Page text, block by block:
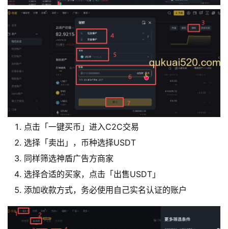
点击「一键买币」进入C2C交易
选择「卖出」，币种选择USDT
同样筛选神盾广告方商家
选择合适的买家，点击「出售USDT」
添加收款方式，务必使用自己实名认证的账户